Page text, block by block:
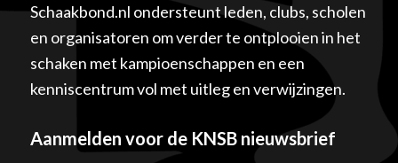
Schaakbond.nl ondersteunt leden, clubs, scholen
en organisatoren om verder te ontplooien in het
schaken met kampioenschappen en een
kenniscentrum vol met uitleg en verwijzingen.
Aanmelden voor de KNSB nieuwsbrief